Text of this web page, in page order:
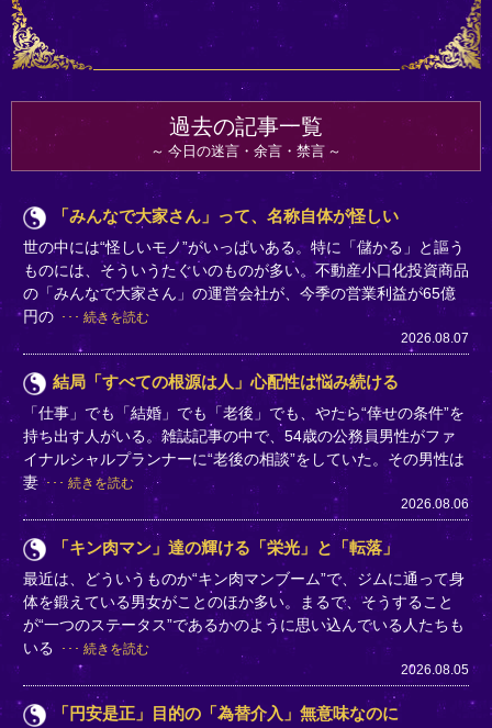
過去の記事一覧
今日の迷言・余言・禁言
「みんなで大家さん」って、名称自体が怪しい
世の中には“怪しいモノ”がいっぱいある。特に「儲かる」と謳う
ものには、そういうたぐいのものが多い。不動産小口化投資商品
の「みんなで大家さん」の運営会社が、今季の営業利益が65億
円の
続きを読む
2026.08.07
結局「すべての根源は人」心配性は悩み続ける
「仕事」でも「結婚」でも「老後」でも、やたら“倖せの条件”を
持ち出す人がいる。雑誌記事の中で、54歳の公務員男性がファ
イナルシャルプランナーに“老後の相談”をしていた。その男性は
妻
続きを読む
2026.08.06
「キン肉マン」達の輝ける「栄光」と「転落」
最近は、どういうものか“キン肉マンブーム”で、ジムに通って身
体を鍛えている男女がことのほか多い。まるで、そうすること
が“一つのステータス”であるかのように思い込んでいる人たちも
いる
続きを読む
2026.08.05
「円安是正」目的の「為替介入」無意味なのに